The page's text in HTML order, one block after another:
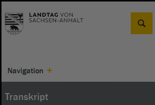
Suche
Navigation
Transkript